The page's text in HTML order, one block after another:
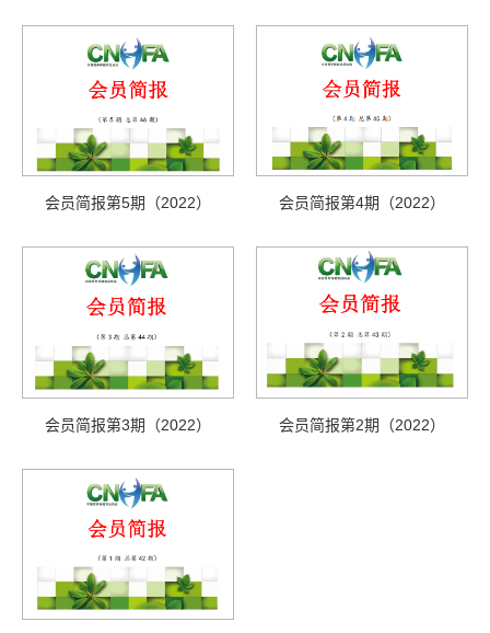
会员简报第5期（2022） 会员简报第4期（2022）
会员简报第3期（2022） 会员简报第2期（2022）